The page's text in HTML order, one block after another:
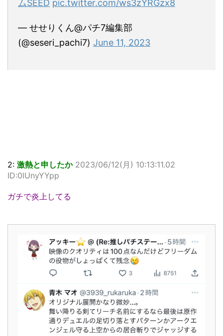
ムSEED pic.twitter.com/ws3zYRGzx8
— せせりくん@パチ7編集部
(@seseri_pachi7) June 11, 2023
2: 激熱と申したか 2023/06/12(月) 10:13:11.02
ID:0lUnyYYpp
ガチで炎上してる